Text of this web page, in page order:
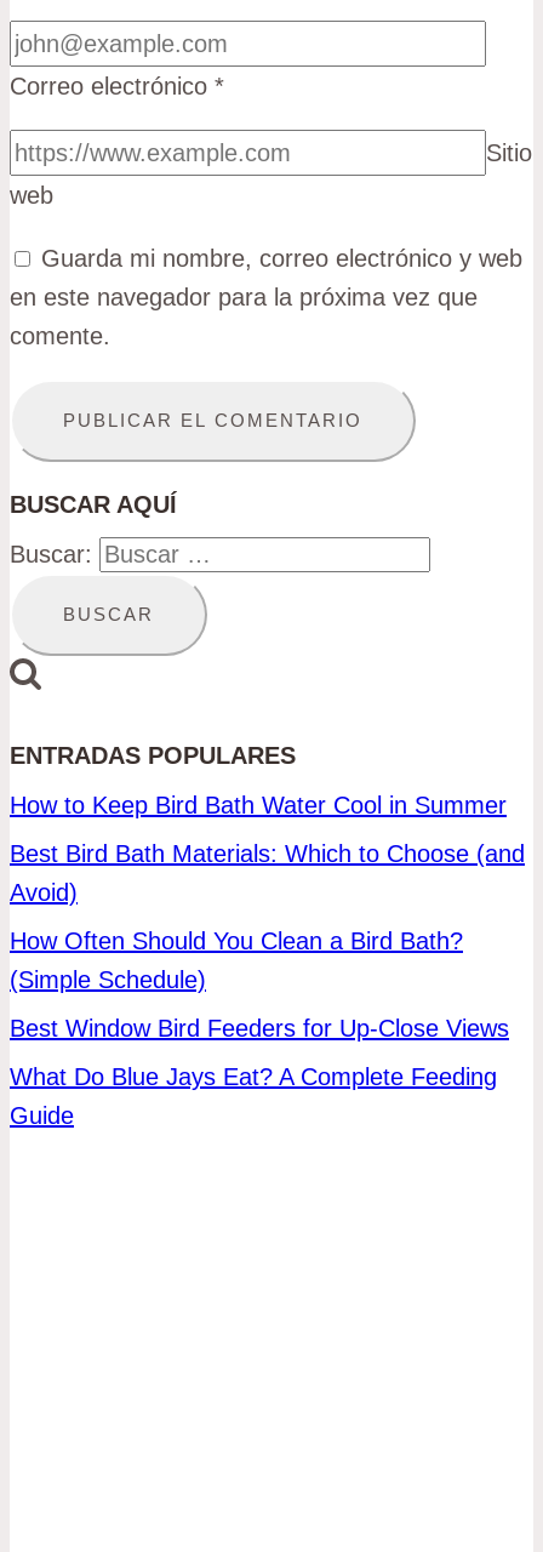
Correo electrónico *
Sitio
web
Guarda mi nombre, correo electrónico y web
en este navegador para la próxima vez que
comente.
BUSCAR AQUÍ
Buscar:
ENTRADAS POPULARES
How to Keep Bird Bath Water Cool in Summer
Best Bird Bath Materials: Which to Choose (and
Avoid)
How Often Should You Clean a Bird Bath?
(Simple Schedule)
Best Window Bird Feeders for Up-Close Views
What Do Blue Jays Eat? A Complete Feeding
Guide